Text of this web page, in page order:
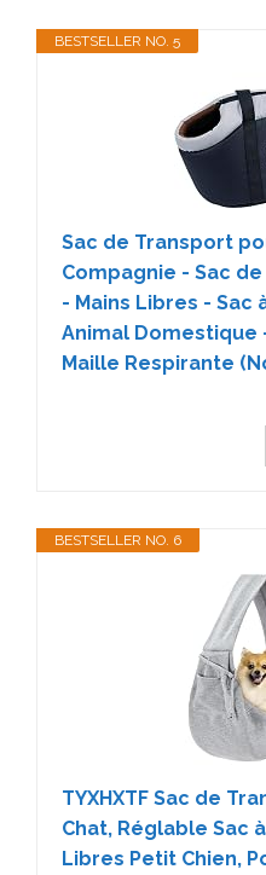
BESTSELLER NO. 5
Sac de Transport
Compagnie - Sac
- Mains Libres - Sac
Animal Domestique
Maille Respirante
BESTSELLER NO. 6
TYXHXTF Sac de
Chat, Réglable Sac
Libres Petit Chien,